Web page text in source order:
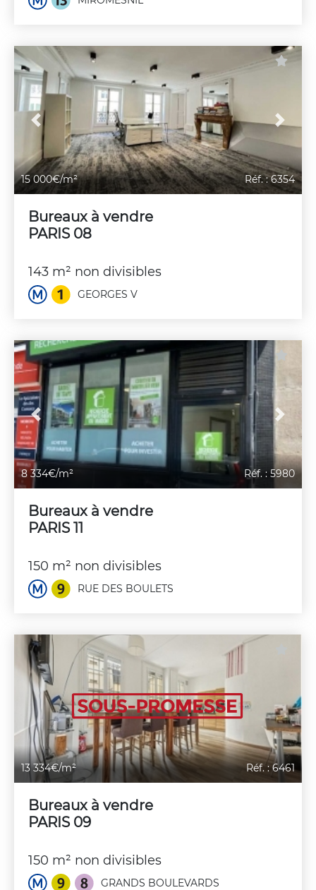
Previous Next
15 000€/m² Réf. : 6354
Bureaux à vendre
PARIS 08
143 m² non divisibles
GEORGES V
Previous Next
8 334€/m² Réf. : 5980
Bureaux à vendre
PARIS 11
150 m² non divisibles
RUE DES BOULETS
13 334€/m² Réf. : 6461
Bureaux à vendre
PARIS 09
150 m² non divisibles
GRANDS BOULEVARDS